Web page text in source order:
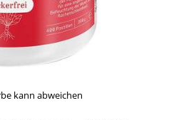
kann abweichen